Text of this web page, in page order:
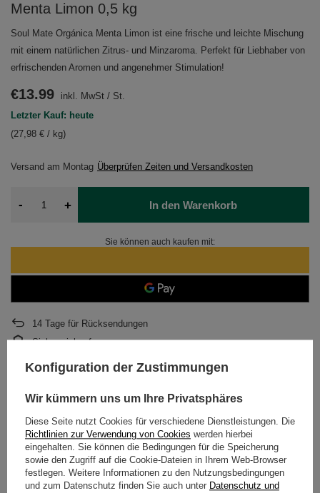
Menta Limon 0,5 kg
Soul Mate Orgánica Menta Limon ist eine frische und leichte Mischung
mit einem natürlichen Zitrus- und Minzaroma. Perfekt für Liebhaber von
erfrischenden Aromen und angenehmer Stimulation!
Versand am Montag Überprüfen Zeiten und Versandkosten
€13.99 inkl. MwSt / St.
Letzter Kauf: heute
(27,98 € / kg)
- + In den Warenkorb
Sie können auch kaufen mit:
14 Tage für Rücksendungen
Sicher einkaufen
Nach dem Kauf erhalten Sie
466.33 Pkt.
DETAILLIERTE DATEN
KUNDENREZENSIONEN (0)
Konfiguration der Zustimmungen
Wir kümmern uns um Ihre Privatsphäres
Diese Seite nutzt Cookies für verschiedene Dienstleistungen. Die
Richtlinien zur Verwendung von Cookies werden hierbei
eingehalten. Sie können die Bedingungen für die Speicherung
sowie den Zugriff auf die Cookie-Dateien in Ihrem Web-Browser
festlegen. Weitere Informationen zu den Nutzungsbedingungen
und zum Datenschutz finden Sie auch unter Datenschutz und